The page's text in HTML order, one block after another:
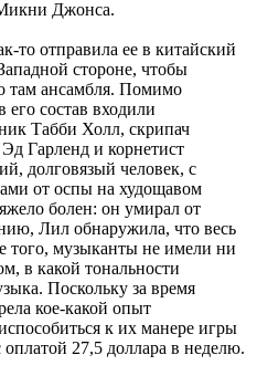
Микни Джонса.
отправила ее в китайский
стороне, чтобы
там ансамбля. Помимо
состав входили
Табби Холл, скрипач
Гарленд и корнетист
долговязый человек, с
от оспы на худощавом
болен: он умирал от
Лил обнаружила, что весь
того, музыканты не имели ни
в какой тональности
Поскольку за время
кое-какой опыт
к их манере игры
27,5 доллара в неделю.